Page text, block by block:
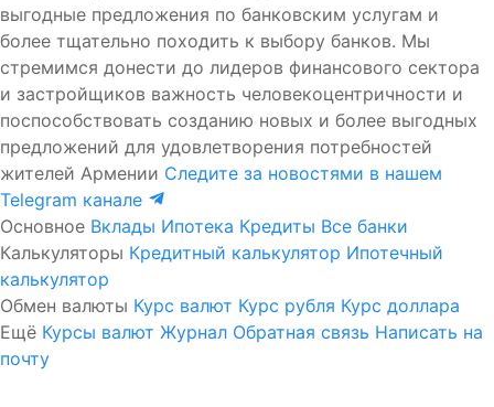
выгодные предложения по банковским услугам и
более тщательно походить к выбору банков. Мы
стремимся донести до лидеров финансового сектора
и застройщиков важность человекоцентричности и
поспособствовать созданию новых и более выгодных
предложений для удовлетворения потребностей
жителей Армении Следите за новостями в нашем
Telegram канале
Основное Вклады Ипотека Кредиты Все банки
Калькуляторы Кредитный калькулятор Ипотечный
калькулятор
Обмен валюты Курс валют Курс рубля Курс доллара
Ещё Курсы валют Журнал Обратная связь Написать на
почту